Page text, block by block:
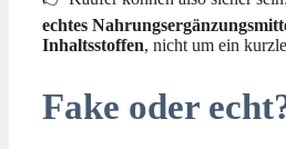
echtes
Inhaltsstoffen, nicht um ein
Fake oder